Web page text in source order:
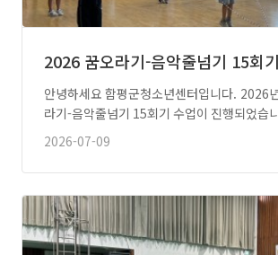
2026 꿈오라기-음악줄넘기 15회
안녕하세요 함평군청소년센터입니다. 2026년 7월 7일 꿈오
2026-07-09